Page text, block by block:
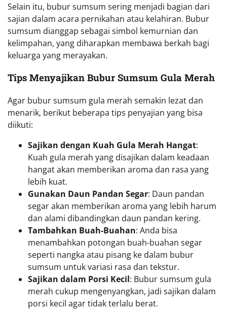
Selain itu, bubur sumsum sering menjadi bagian dari
sajian dalam acara pernikahan atau kelahiran. Bubur
sumsum dianggap sebagai simbol kemurnian dan
kelimpahan, yang diharapkan membawa berkah bagi
keluarga yang merayakan.
Tips Menyajikan Bubur Sumsum Gula Merah
Agar bubur sumsum gula merah semakin lezat dan
menarik, berikut beberapa tips penyajian yang bisa
diikuti:
Sajikan dengan Kuah Gula Merah Hangat:
Kuah gula merah yang disajikan dalam keadaan
hangat akan memberikan aroma dan rasa yang
lebih kuat.
Gunakan Daun Pandan Segar: Daun pandan
segar akan memberikan aroma yang lebih harum
dan alami dibandingkan daun pandan kering.
Tambahkan Buah-Buahan: Anda bisa
menambahkan potongan buah-buahan segar
seperti nangka atau pisang ke dalam bubur
sumsum untuk variasi rasa dan tekstur.
Sajikan dalam Porsi Kecil: Bubur sumsum gula
merah cukup mengenyangkan, jadi sajikan dalam
porsi kecil agar tidak terlalu berat.